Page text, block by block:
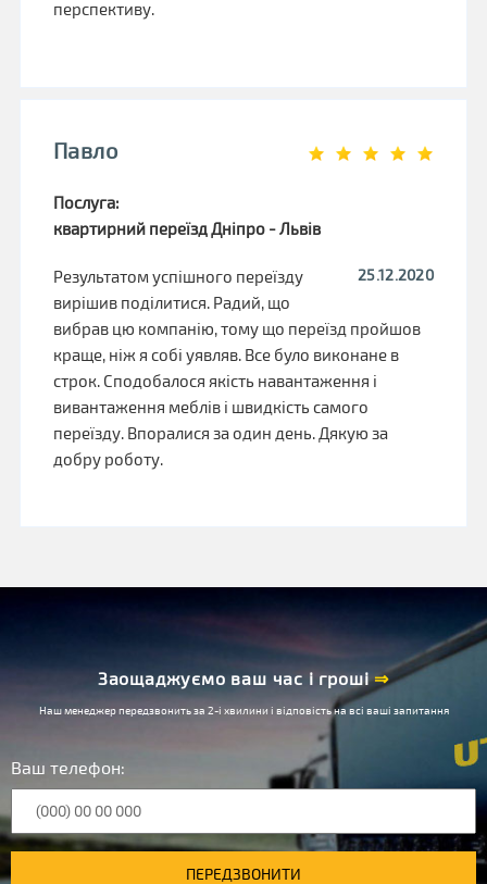
перспективу.
Павло
Послуга:
квартирний переїзд Дніпро - Львів
25.12.2020
Результатом успішного переїзду
вирішив поділитися. Радий, що
вибрав цю компанію, тому що переїзд пройшов
краще, ніж я собі уявляв. Все було виконане в
строк. Сподобалося якість навантаження і
вивантаження меблів і швидкість самого
переїзду. Впоралися за один день. Дякую за
добру роботу.
Заощаджуємо ваш час і гроші⇒
Наш менеджер передзвонить за 2-і хвилини і відповість на всі ваші запитання
Ваш телефон:
ПЕРЕДЗВОНИТИ